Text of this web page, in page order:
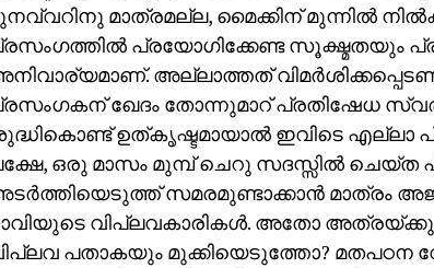
മാത്രമല്ല, മൈക്കിന് മുന്നില്‍
പ്രയോഗിക്കേണ്ട സൂക്ഷ്മതയും
അല്ലാത്തത്
ഖേദം തോന്നുമാറ് പ്രതിഷേധ
ഉത്കൃഷ്ടമായാല്‍ ഇവിടെ എല്ലാ
ഒരു മാസം മുമ്പ് ചെറു സദസ്സില്‍ ചെയ്ത
സമരമുണ്ടാക്കാന്‍ മാത്രം
വിപ്ലവകാരികള്‍. അതോ അത്രയ്ക്കു
പതാകയും മുക്കിയെടുത്തോ? മതപഠന